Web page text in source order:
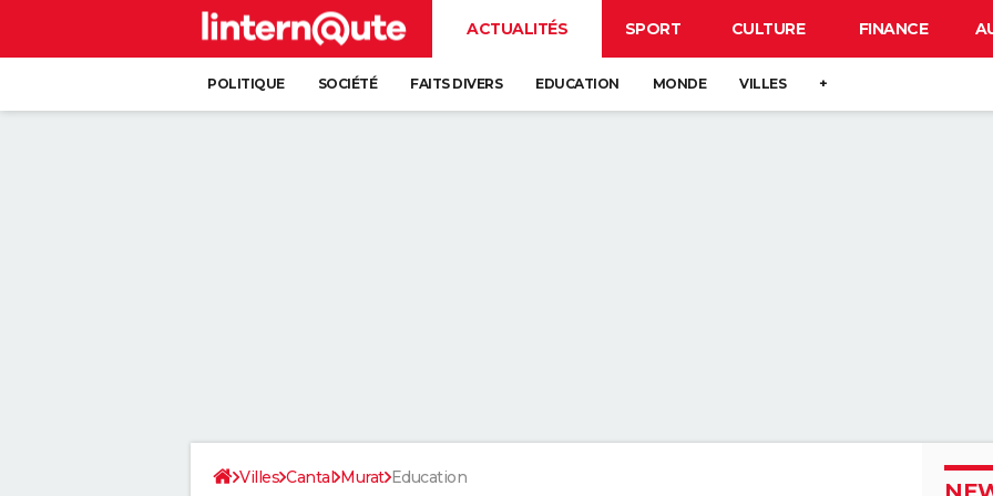
ACTUALITÉS SPORT CULTURE FINANCE
POLITIQUE SOCIÉTÉ FAITS DIVERS EDUCATION MONDE VILLES +
Villes Cantal Murat Education